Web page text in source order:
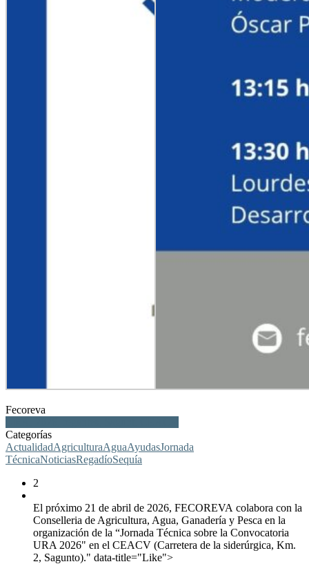
Fecoreva
Categorías
ActualidadAgriculturaAguaAyudasJornada
TécnicaNoticiasRegadíoSequía
2
El próximo 21 de abril de 2026, FECOREVA colabora con la
Conselleria de Agricultura, Agua, Ganadería y Pesca en la
organización de la “Jornada Técnica sobre la Convocatoria
URA 2026" en el CEACV (Carretera de la siderúrgica, Km.
2, Sagunto)." data-title="Like">